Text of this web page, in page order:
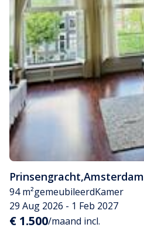
Prinsengracht,Amsterdam
94 m²gemeubileerdKamer
29 Aug 2026 - 1 Feb 2027
€ 1.500/maand incl.